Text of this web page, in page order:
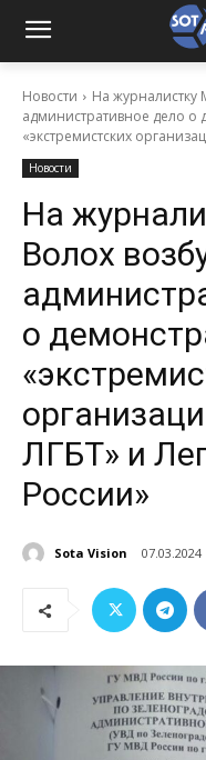
Новости
На
административное дело о
«экстремистских
Новости
На
Волох
о
ЛГБТ» и
России»
Sota Vision 07.03.2024